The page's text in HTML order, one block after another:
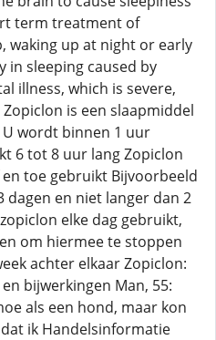
term treatment of
waking up at night or early
sleeping caused by
illness, which is severe,
is een slaapmiddel
wordt binnen 1 uur
6 tot 8 uur lang Zopiclon
toe gebruikt Bijvoorbeeld
dagen en niet langer dan 2
elke dag gebruikt,
om hiermee te stoppen
achter elkaar Zopiclon:
bijwerkingen Man, 55:
als een hond, maar kon
ik Handelsinformatie